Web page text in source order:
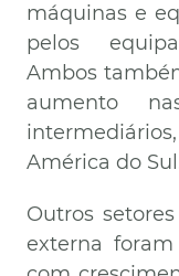
máquinas e
pelos
Ambos
aumento
América do
Outros
externa